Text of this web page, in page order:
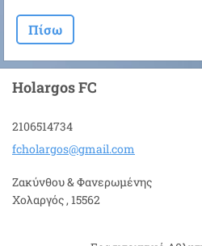
Πίσω
Holargos FC
2106514734
fcholargos@gmail.com
Ζακύνθου & Φανερωμένης
Χολαργός , 15562